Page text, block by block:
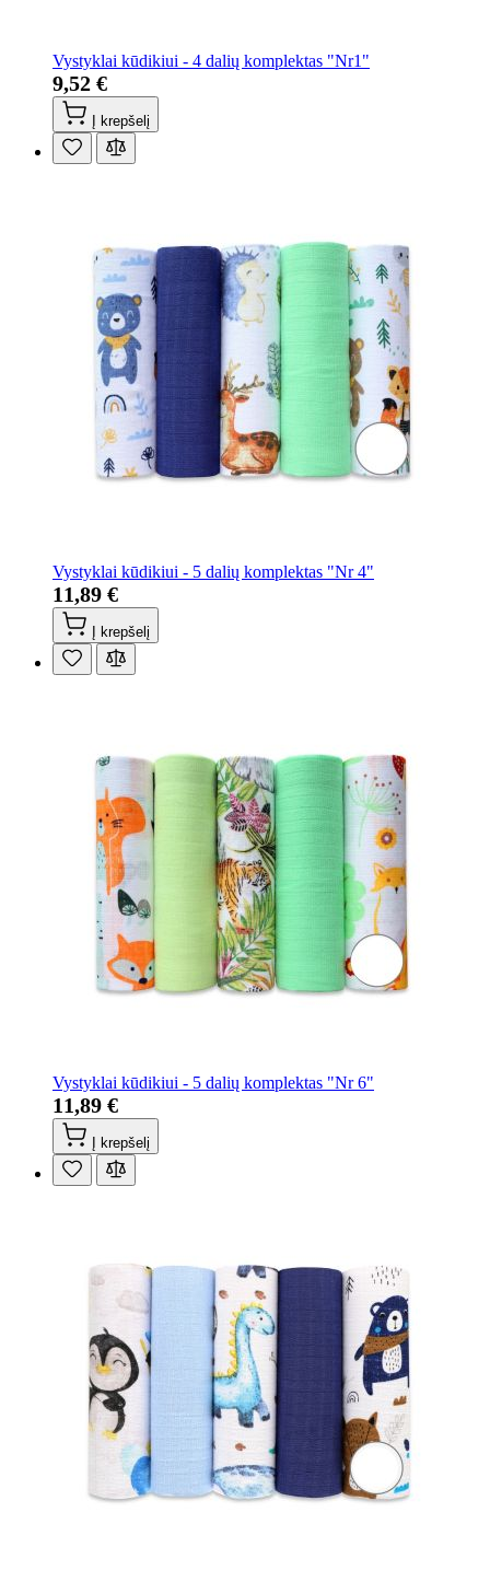
Vystyklai kūdikiui - 4 dalių komplektas "Nr1"
9,52 €
Į krepšelį
Vystyklai kūdikiui - 5 dalių komplektas "Nr 4"
11,89 €
Į krepšelį
Vystyklai kūdikiui - 5 dalių komplektas "Nr 6"
11,89 €
Į krepšelį